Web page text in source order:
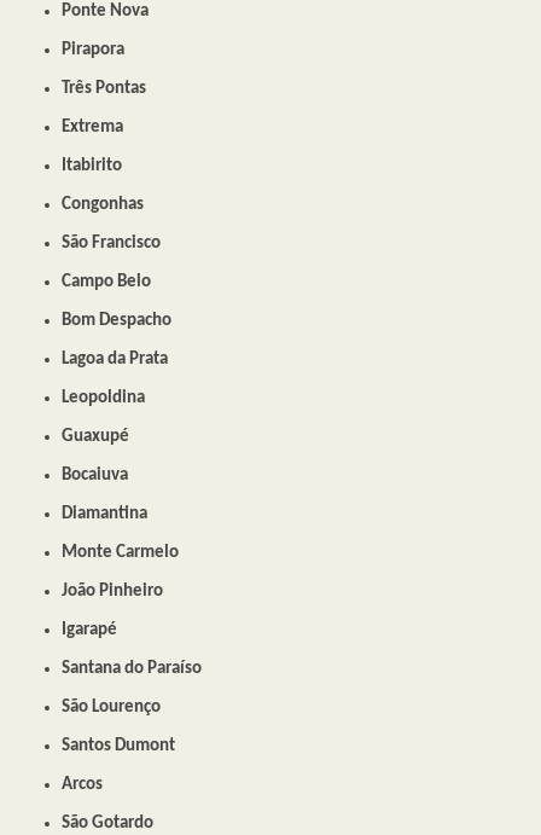
Ponte Nova
Pirapora
Três Pontas
Extrema
Itabirito
Congonhas
São Francisco
Campo Belo
Bom Despacho
Lagoa da Prata
Leopoldina
Guaxupé
Bocaiuva
Diamantina
Monte Carmelo
João Pinheiro
Igarapé
Santana do Paraíso
São Lourenço
Santos Dumont
Arcos
São Gotardo